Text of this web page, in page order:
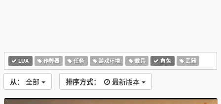
LUA 作弊器 任务 游戏环境 载具 角色 武器
从： 全部 排序方式： 最新版本